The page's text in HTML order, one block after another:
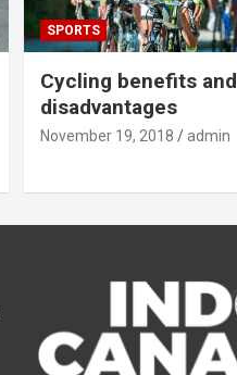
SPORTS
Cycling benefits and
disadvantages
November 19, 2018 admin